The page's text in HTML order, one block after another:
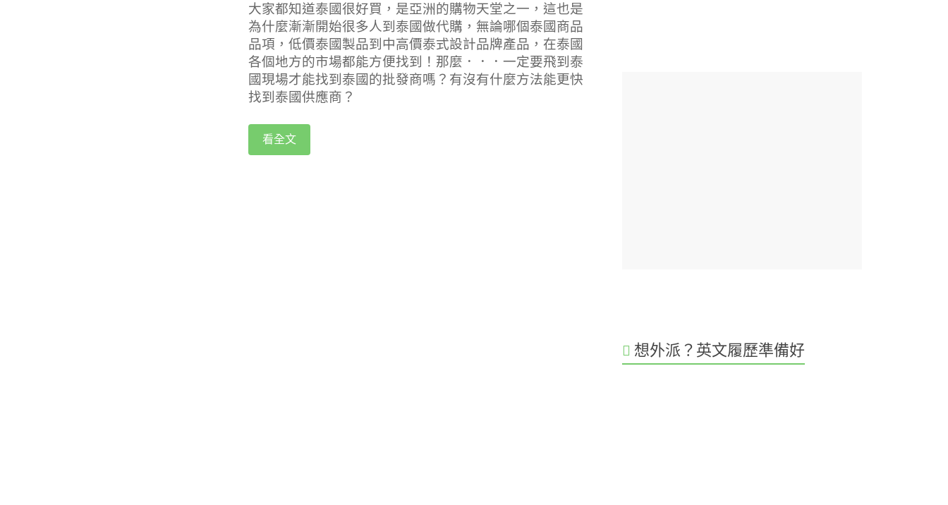
大家都知道泰國很好買，是亞洲的購物天堂之一，這也是
為什麼漸漸開始很多人到泰國做代購，無論哪個泰國商品
品項，低價泰國製品到中高價泰式設計品牌產品，在泰國
各個地方的市場都能方便找到！那麼．．．一定要飛到泰
國現場才能找到泰國的批發商嗎？有沒有什麼方法能更快
找到泰國供應商？
看全文
想外派？英文履歷準備好